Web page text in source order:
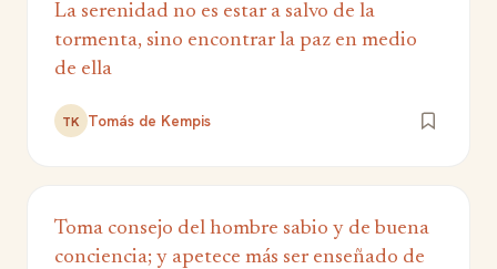
La serenidad no es estar a salvo de la
tormenta, sino encontrar la paz en medio
de ella
TK Tomás de Kempis
Toma consejo del hombre sabio y de buena
conciencia; y apetece más ser enseñado de